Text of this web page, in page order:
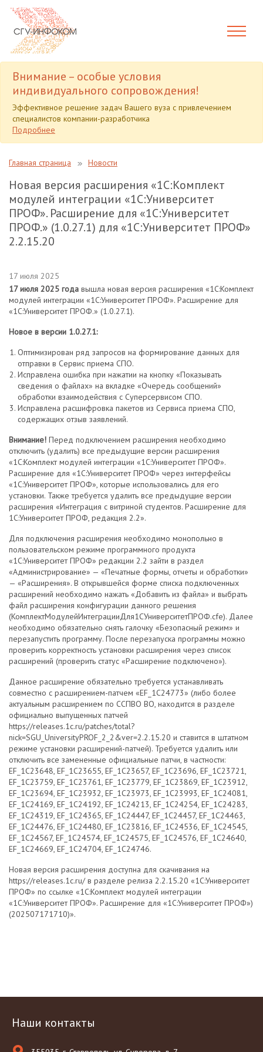
Внимание – особые условия
индивидуального сопровождения!
Эффективное решение задач Вашего вуза с привлечением
специалистов компании-разработчика
Подробнее
Главная страница Новости
Новая версия расширения «1С:Комплект
модулей интеграции «1С:Университет
ПРОФ». Расширение для «1С:Университет
ПРОФ.» (1.0.27.1) для «1С:Университет ПРОФ»
2.2.15.20
17 июля 2025
17 июля 2025 года вышла новая версия расширения «1С:Комплект
модулей интеграции «1С:Университет ПРОФ». Расширение для
«1С:Университет ПРОФ.» (1.0.27.1).
Новое в версии 1.0.27.1:
Оптимизирован ряд запросов на формирование данных для
отправки в Сервис приема СПО.
Исправлена ошибка при нажатии на кнопку «Показывать
сведения о файлах» на вкладке «Очередь сообщений»
обработки взаимодействия с Суперсервисом СПО.
Исправлена расшифровка пакетов из Сервиса приема СПО,
содержащих отзыв заявлений.
Внимание! Перед подключением расширения необходимо
отключить (удалить) все предыдущие версии расширения
«1С:Комплект модулей интеграции «1С:Университет ПРОФ».
Расширение для «1С:Университет ПРОФ» через интерфейсы
«1С:Университет ПРОФ», которые использовались для его
установки. Также требуется удалить все предыдущие версии
расширения «Интеграция с витриной студентов. Расширение для
1С:Университет ПРОФ, редакция 2.2».
Для подключения расширения необходимо монопольно в
пользовательском режиме программного продукта
«1С:Университет ПРОФ» редакции 2.2 зайти в раздел
«Администрирование» — «Печатные формы, отчеты и обработки»
— «Расширения». В открывшейся форме списка подключенных
расширений необходимо нажать «Добавить из файла» и выбрать
файл расширения конфигурации данного решения
(КомплектМодулейИнтеграцииДля1СУниверситетПРОФ.cfe). Далее
необходимо обязательно снять галочку «Безопасный режим» и
перезапустить программу. После перезапуска программы можно
проверить корректность установки расширения через список
расширений (проверить статус «Расширение подключено»).
Данное расширение обязательно требуется устанавливать
совместно с расширением-патчем «EF_1C24773» (либо более
актуальным расширением по ССПВО ВО, находится в разделе
официально выпущенных патчей
https://releases.1c.ru/patches/total?
nick=SGU_UniversityPROF_2_2&ver=2.2.15.20 и ставится в штатном
режиме установки расширений-патчей). Требуется удалить или
отключить все замененные официальные патчи, в частности:
EF_1C23648, EF_1C23655, EF_1C23657, EF_1C23696, EF_1C23721,
EF_1C23759, EF_1C23761, EF_1C23779, EF_1C23869, EF_1C23912,
EF_1С23694, EF_1C23932, EF_1C23973, EF_1C23993, EF_1C24081,
EF_1C24169, EF_1C24192, EF_1C24213, EF_1C24254, EF_1C24283,
EF_1C24319, EF_1C24365, EF_1C24447, EF_1C24457, EF_1C24463,
EF_1C24476, EF_1C24480, EF_1C23816, EF_1C24536, EF_1C24545,
EF_1C24567, EF_1C24574, EF_1C24575, EF_1C24576, EF_1C24640,
EF_1C24669, EF_1C24704, EF_1C24746.
Новая версия расширения доступна для скачивания на
https://releases.1c.ru/ в разделе релиза 2.2.15.20 «1С:Университет
ПРОФ» по ссылке «1С:Комплект модулей интеграции
«1С:Университет ПРОФ». Расширение для «1С:Университет ПРОФ»)
(202507171710)».
Наши контакты